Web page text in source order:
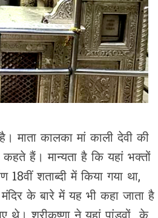
माता कालका मां काली देवी की
कहते हैं। मान्यता है कि यहां भक्तों
18वीं शताब्दी में किया गया था,
के बारे में यह भी कहा जाता है